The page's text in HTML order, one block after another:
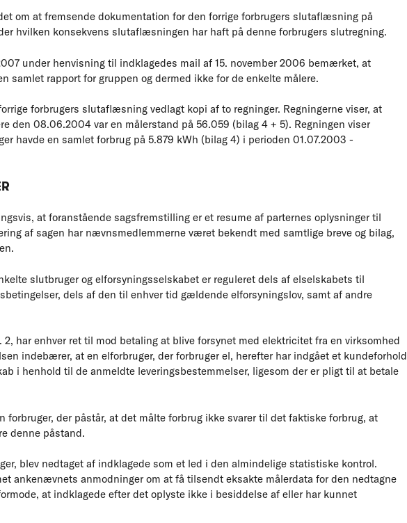
om at fremsende dokumentation for den forrige forbrugers slutaflæsning på
hvilken konsekvens slutaflæsningen har haft på denne forbrugers slutregning.
under henvisning til indklagedes mail af 15. november 2006 bemærket, at
samlet rapport for gruppen og dermed ikke for de enkelte målere.
forbrugers slutaflæsning vedlagt kopi af to regninger. Regningerne viser, at
den 08.06.2004 var en målerstand på 56.059 (bilag 4 + 5). Regningen viser
havde en samlet forbrug på 5.879 kWh (bilag 4) i perioden 01.07.2003 -
at foranstående sagsfremstilling er et resume af parternes oplysninger til
af sagen har nævnsmedlemmerne været bekendt med samtlige breve og bilag,
slutbruger og elforsyningsselskabet er reguleret dels af elselskabets til
dels af den til enhver tid gældende elforsyningslov, samt af andre
har enhver ret til mod betaling at blive forsynet med elektricitet fra en virksomhed
indebærer, at en elforbruger, der forbruger el, herefter har indgået et kundeforhold
i henhold til de anmeldte leveringsbestemmelser, ligesom der er pligt til at betale
forbruger, der påstår, at det målte forbrug ikke svarer til det faktiske forbrug, at
denne påstand.
blev nedtaget af indklagede som et led i den almindelige statistiske kontrol.
ankenævnets anmodninger om at få tilsendt eksakte målerdata for den nedtagne
at indklagede efter det oplyste ikke i besiddelse af eller har kunnet